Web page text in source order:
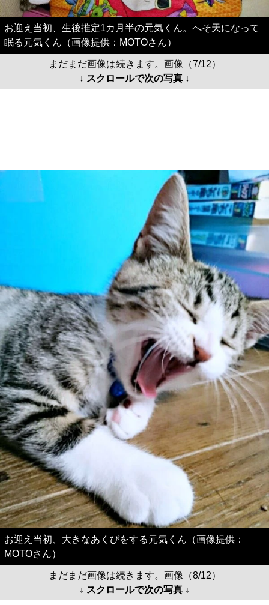
お迎え当初、生後推定1カ月半の元気くん。へそ天になって
眠る元気くん（画像提供：MOTOさん）
まだまだ画像は続きます。画像（7/12）
↓ スクロールで次の写真 ↓
お迎え当初、大きなあくびをする元気くん（画像提供：
MOTOさん）
まだまだ画像は続きます。画像（8/12）
↓ スクロールで次の写真 ↓